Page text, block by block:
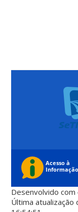
Desenvolvido
Última